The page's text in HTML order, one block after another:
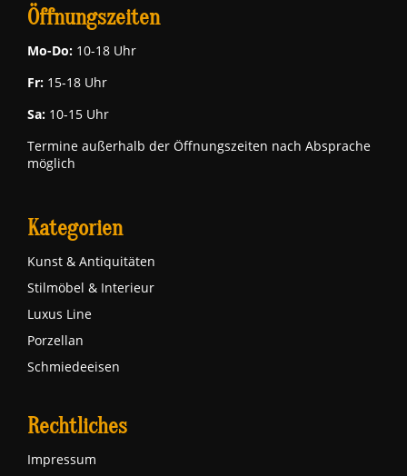
Öffnungszeiten
Mo-Do: 10-18 Uhr
Fr: 15-18 Uhr
Sa: 10-15 Uhr
Termine außerhalb der Öffnungszeiten nach Absprache
möglich
Kategorien
Kunst & Antiquitäten
Stilmöbel & Interieur
Luxus Line
Porzellan
Schmiedeeisen
Rechtliches
Impressum